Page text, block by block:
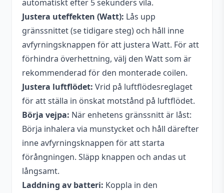
automatiskt efter 5 sekunders vila.
Justera uteffekten (Watt): Lås upp
gränssnittet (se tidigare steg) och håll inne
avfyrningsknappen för att justera Watt. För att
förhindra överhettning, välj den Watt som är
rekommenderad för den monterade coilen.
Justera luftflödet: Vrid på luftflödesreglaget
för att ställa in önskat motstånd på luftflödet.
Börja vejpa: När enhetens gränssnitt är låst:
Börja inhalera via munstycket och håll därefter
inne avfyrningsknappen för att starta
förångningen. Släpp knappen och andas ut
långsamt.
Laddning av batteri: Koppla in den